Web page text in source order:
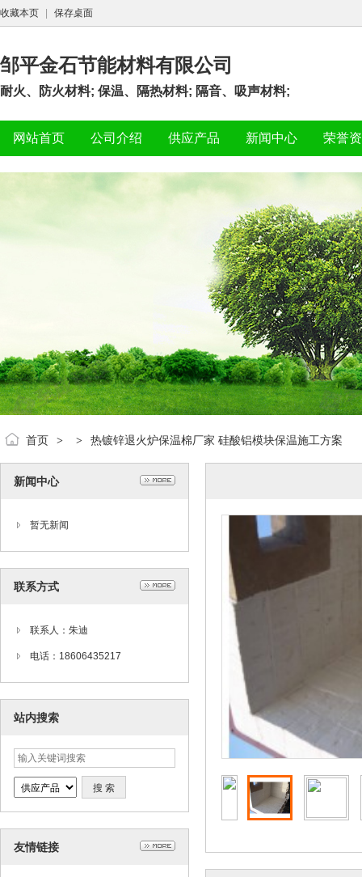
收藏本页 保存桌面
邹平金石节能材料有限公司
耐火、防火材料; 保温、隔热材料; 隔音、吸声材料;
网站首页 公司介绍 供应产品 新闻中心 荣誉
首页 > > 热镀锌退火炉保温棉厂家 硅酸铝模块保温施工方案
新闻中心
暂无新闻
联系方式
联系人：朱迪
电话：18606435217
站内搜索
友情链接